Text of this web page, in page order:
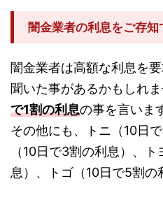
闇金業者の利息をご存知
闇金業者は高額な利息を要
聞いた事があるかもしれま
で1割の利息の事を言いま
その他にも、トニ（10日
（10日で3割の利息）、
息）、トゴ（10日で5割の